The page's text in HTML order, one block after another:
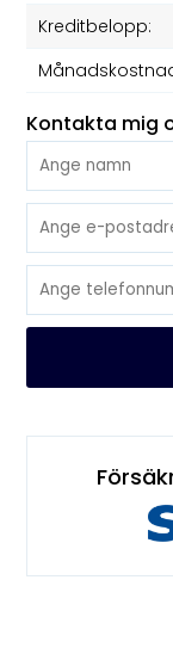
Kreditbelopp:
Kontakta mig